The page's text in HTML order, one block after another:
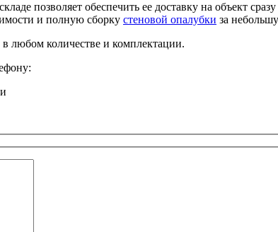
позволяет обеспечить ее доставку на объект
и полную сборку стеновой опалубки за
любом количестве и комплектации.